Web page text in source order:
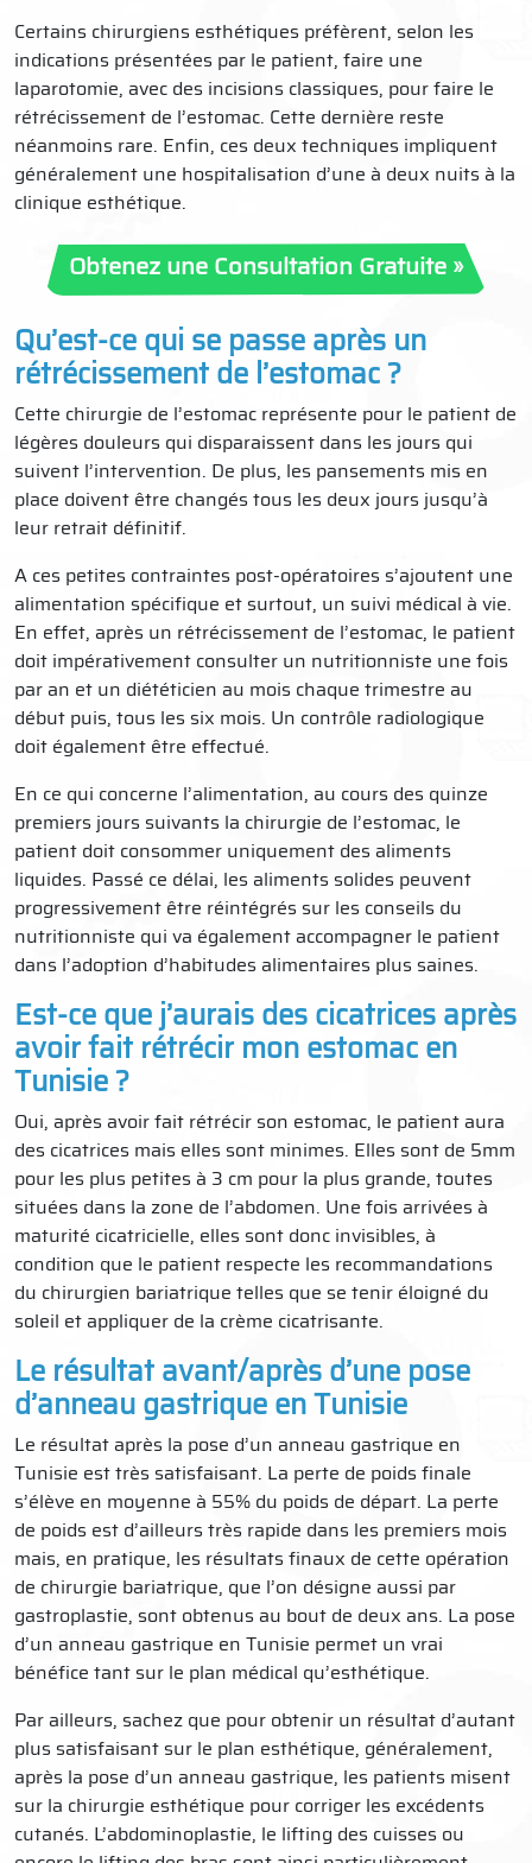
Certains chirurgiens esthétiques préfèrent, selon les
indications présentées par le patient, faire une
laparotomie, avec des incisions classiques, pour faire le
rétrécissement de l’estomac. Cette dernière reste
néanmoins rare. Enfin, ces deux techniques impliquent
généralement une hospitalisation d’une à deux nuits à la
clinique esthétique.
Obtenez une Consultation Gratuite »
Qu’est-ce qui se passe après un
rétrécissement de l’estomac ?
Cette chirurgie de l’estomac représente pour le patient de
légères douleurs qui disparaissent dans les jours qui
suivent l’intervention. De plus, les pansements mis en
place doivent être changés tous les deux jours jusqu’à
leur retrait définitif.
A ces petites contraintes post-opératoires s’ajoutent une
alimentation spécifique et surtout, un suivi médical à vie.
En effet, après un rétrécissement de l’estomac, le patient
doit impérativement consulter un nutritionniste une fois
par an et un diététicien au mois chaque trimestre au
début puis, tous les six mois. Un contrôle radiologique
doit également être effectué.
En ce qui concerne l’alimentation, au cours des quinze
premiers jours suivants la chirurgie de l’estomac, le
patient doit consommer uniquement des aliments
liquides. Passé ce délai, les aliments solides peuvent
progressivement être réintégrés sur les conseils du
nutritionniste qui va également accompagner le patient
dans l’adoption d’habitudes alimentaires plus saines.
Est-ce que j’aurais des cicatrices après
avoir fait rétrécir mon estomac en
Tunisie ?
Oui, après avoir fait rétrécir son estomac, le patient aura
des cicatrices mais elles sont minimes. Elles sont de 5mm
pour les plus petites à 3 cm pour la plus grande, toutes
situées dans la zone de l’abdomen. Une fois arrivées à
maturité cicatricielle, elles sont donc invisibles, à
condition que le patient respecte les recommandations
du chirurgien bariatrique telles que se tenir éloigné du
soleil et appliquer de la crème cicatrisante.
Le résultat avant/après d’une pose
d’anneau gastrique en Tunisie
Le résultat après la pose d’un anneau gastrique en
Tunisie est très satisfaisant. La perte de poids finale
s’élève en moyenne à 55% du poids de départ. La perte
de poids est d’ailleurs très rapide dans les premiers mois
mais, en pratique, les résultats finaux de cette opération
de chirurgie bariatrique, que l’on désigne aussi par
gastroplastie, sont obtenus au bout de deux ans. La pose
d’un anneau gastrique en Tunisie permet un vrai
bénéfice tant sur le plan médical qu’esthétique.
Par ailleurs, sachez que pour obtenir un résultat d’autant
plus satisfaisant sur le plan esthétique, généralement,
après la pose d’un anneau gastrique, les patients misent
sur la chirurgie esthétique pour corriger les excédents
cutanés. L’abdominoplastie, le lifting des cuisses ou